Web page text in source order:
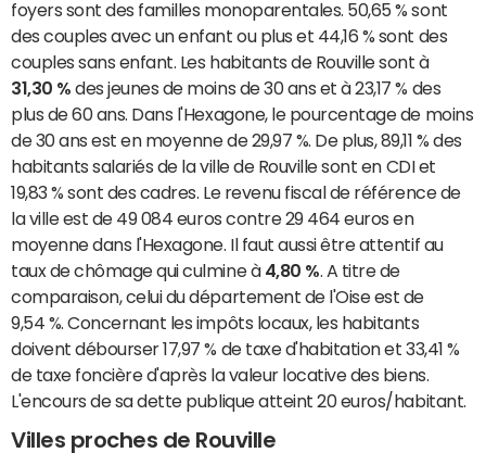
foyers sont des familles monoparentales. 50,65 % sont
des couples avec un enfant ou plus et 44,16 % sont des
couples sans enfant. Les habitants de Rouville sont à
31,30 % des jeunes de moins de 30 ans et à 23,17 % des
plus de 60 ans. Dans l'Hexagone, le pourcentage de moins
de 30 ans est en moyenne de 29,97 %. De plus, 89,11 % des
habitants salariés de la ville de Rouville sont en CDI et
19,83 % sont des cadres. Le revenu fiscal de référence de
la ville est de 49 084 euros contre 29 464 euros en
moyenne dans l'Hexagone. Il faut aussi être attentif au
taux de chômage qui culmine à 4,80 %. A titre de
comparaison, celui du département de l'Oise est de
9,54 %. Concernant les impôts locaux, les habitants
doivent débourser 17,97 % de taxe d'habitation et 33,41 %
de taxe foncière d'après la valeur locative des biens.
L'encours de sa dette publique atteint 20 euros/habitant.
Villes proches de Rouville